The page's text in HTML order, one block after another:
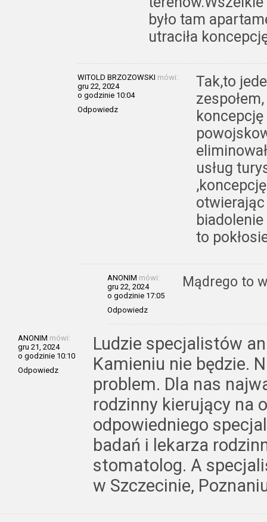
było tam
utraciła
WITOLD BRZOZOWSKI mówi:
gru 22, 2024
o godzinie 10:04
Odpowiedz
Tak,to
usług
to
ANONIM mówi:
gru 22, 2024
o godzinie 17:05
Odpowiedz
Mądrego to
ANONIM mówi:
gru 21, 2024
o godzinie 10:10
Odpowiedz
Ludzie specjalistów
Kamieniu nie będzie.
problem. Dla nas
rodzinny kierujący na
odpowiedniego
badań i lekarza
stomatolog. A
w Szczecinie,